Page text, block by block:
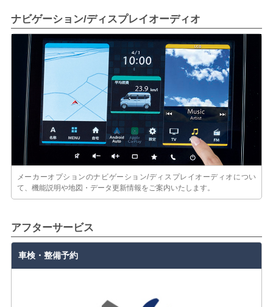
ナビゲーション/ディスプレイオーディオ
メーカーオプションのナビゲーション/ディスプレイオーディオについ
て、機能説明や地図・データ更新情報をご案内いたします。
アフターサービス
車検・整備予約